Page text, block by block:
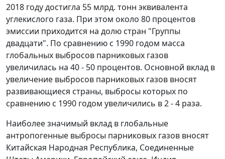
2018 году достигла 55 млрд. тонн эквивалента
углекислого газа. При этом около 80 процентов
эмиссии приходится на долю стран "Группы
двадцати". По сравнению с 1990 годом масса
глобальных выбросов парниковых газов
увеличилась на 40 - 50 процентов. Основной вклад в
увеличение выбросов парниковых газов вносят
развивающиеся страны, выбросы которых по
сравнению с 1990 годом увеличились в 2 - 4 раза.
Наиболее значимый вклад в глобальные
антропогенные выбросы парниковых газов вносят
Китайская Народная Республика, Соединенные